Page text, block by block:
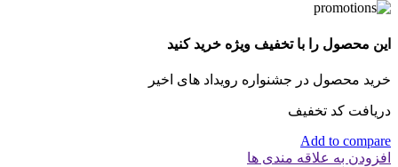
این محصول را با تخفیف ویژه خرید کنید
خرید محصول در جشنواره رویداد های اخیر
دریافت کد تخفیف
Add to compare
افزودن به علاقه مندی ها